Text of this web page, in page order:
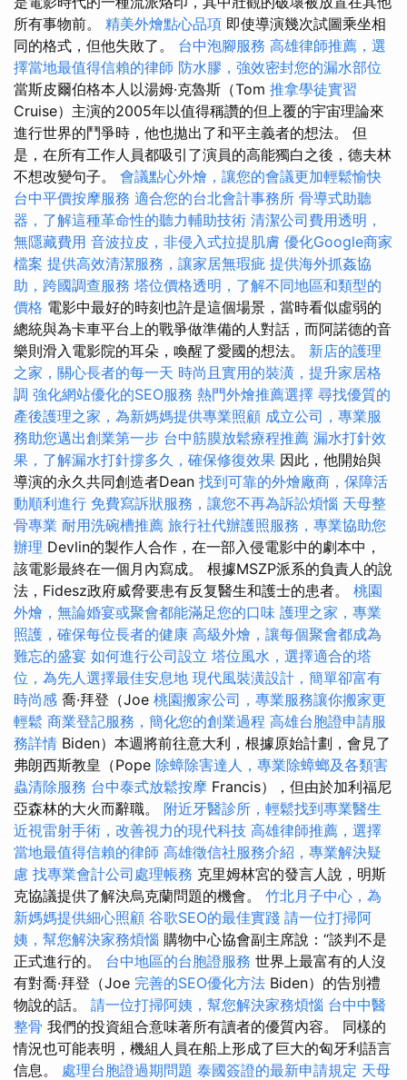
所有事物前。 精美外燴點心品項 即使導演幾次試圖乘坐相
同的格式，但他失敗了。 台中泡腳服務 高雄律師推薦，選
擇當地最值得信賴的律師 防水膠，強效密封您的漏水部位
當斯皮爾伯格本人以湯姆·克魯斯（Tom 推拿學徒實習
Cruise）主演的2005年以值得稱讚的但上覆的宇宙理論來
進行世界的鬥爭時，他也拋出了和平主義者的想法。 但
是，在所有工作人員都吸引了演員的高能獨白之後，德夫林
不想改變句子。 會議點心外燴，讓您的會議更加輕鬆愉快
台中平價按摩服務 適合您的台北會計事務所 骨導式助聽
器，了解這種革命性的聽力輔助技術 清潔公司費用透明，
無隱藏費用 音波拉皮，非侵入式拉提肌膚 優化Google商家
檔案 提供高效清潔服務，讓家居無瑕疵 提供海外抓姦協
助，跨國調查服務 塔位價格透明，了解不同地區和類型的
價格 電影中最好的時刻也許是這個場景，當時看似虛弱的
總統與為卡車平台上的戰爭做準備的人對話，而阿諾德的音
樂則滑入電影院的耳朵，喚醒了愛國的想法。 新店的護理
之家，關心長者的每一天 時尚且實用的裝潢，提升家居格
調 強化網站優化的SEO服務 熱門外燴推薦選擇 尋找優質的
產後護理之家，為新媽媽提供專業照顧 成立公司，專業服
務助您邁出創業第一步 台中筋膜放鬆療程推薦 漏水打針效
果，了解漏水打針撐多久，確保修復效果 因此，他開始與
導演的永久共同創造者Dean 找到可靠的外燴廠商，保障活
動順利進行 免費寫訴狀服務，讓您不再為訴訟煩惱 天母整
骨專業 耐用洗碗槽推薦 旅行社代辦護照服務，專業協助您
辦理 Devlin的製作人合作，在一部入侵電影中的劇本中，
該電影最終在一個月內寫成。 根據MSZP派系的負責人的說
法，Fidesz政府威脅要患有反复醫生和護士的患者。 桃園
外燴，無論婚宴或聚會都能滿足您的口味 護理之家，專業
照護，確保每位長者的健康 高級外燴，讓每個聚會都成為
難忘的盛宴 如何進行公司設立 塔位風水，選擇適合的塔
位，為先人選擇最佳安息地 現代風裝潢設計，簡單卻富有
時尚感 喬·拜登（Joe 桃園搬家公司，專業服務讓你搬家更
輕鬆 商業登記服務，簡化您的創業過程 高雄台胞證申請服
務詳情 Biden）本週將前往意大利，根據原始計劃，會見了
弗朗西斯教皇（Pope 除蟑除害達人，專業除蟑螂及各類害
蟲清除服務 台中泰式放鬆按摩 Francis），但由於加利福尼
亞森林的大火而辭職。 附近牙醫診所，輕鬆找到專業醫生
近視雷射手術，改善視力的現代科技 高雄律師推薦，選擇
當地最值得信賴的律師 高雄徵信社服務介紹，專業解決疑
慮 找專業會計公司處理帳務 克里姆林宮的發言人說，明斯
克協議提供了解決烏克蘭問題的機會。 竹北月子中心，為
新媽媽提供細心照顧 谷歌SEO的最佳實踐 請一位打掃阿
姨，幫您解決家務煩惱 購物中心協會副主席說：“談判不是
正式進行的。 台中地區的台胞證服務 世界上最富有的人沒
有對喬·拜登（Joe 完善的SEO優化方法 Biden）的告別禮
物說的話。 請一位打掃阿姨，幫您解決家務煩惱 台中中醫
整骨 我們的投資組合意味著所有讀者的優質內容。 同樣的
情況也可能表明，機組人員在船上形成了巨大的匈牙利語言
信息。 處理台胞證過期問題 泰國簽證的最新申請規定 天母